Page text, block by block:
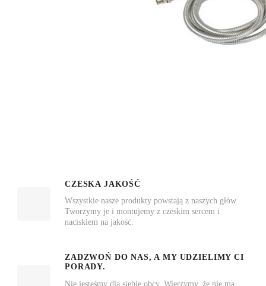
CZESKA JAKOŚĆ
Wszystkie nasze produkty powstają z naszych głów.
Tworzymy je i montujemy z czeskim sercem i
naciskiem na jakość.
ZADZWOŃ DO NAS, A MY UDZIELIMY CI
PORADY.
Nie jesteśmy dla siebie obcy. Wierzymy, że nie ma